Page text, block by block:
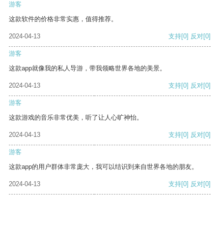
游客
这款软件的价格非常实惠，值得推荐。
2024-04-13 支持[0] 反对[0]
游客
这款app就像我的私人导游，带我领略世界各地的美景。
2024-04-13 支持[0] 反对[0]
游客
这款游戏的音乐非常优美，听了让人心旷神怡。
2024-04-13 支持[0] 反对[0]
游客
这款app的用户群体非常庞大，我可以结识到来自世界各地的朋友。
2024-04-13 支持[0] 反对[0]